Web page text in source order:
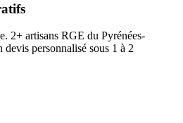
2+ artisans RGE du Pyrénées-
personnalisé sous 1 à 2